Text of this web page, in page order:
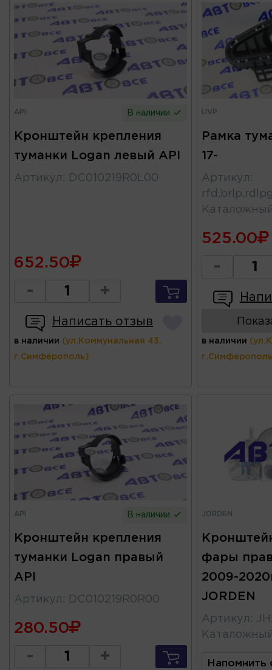
API В наличии
Кронштейн крепления
туманки Logan левый API
Артикул : DC010219R0L00
652.50
- +
Написать отзыв
в наличии (ул.Коммунальная 43,
г.Симферополь)
UVP
Рамка
17-
Артикул :
525.00
-
в наличии
API В наличии
Кронштейн крепления
туманки Logan правый
API
Артикул : DC010219R0R00
280.50
- +
JORDEN
фары
2009-
JORDEN
Артикул :
Напомнить